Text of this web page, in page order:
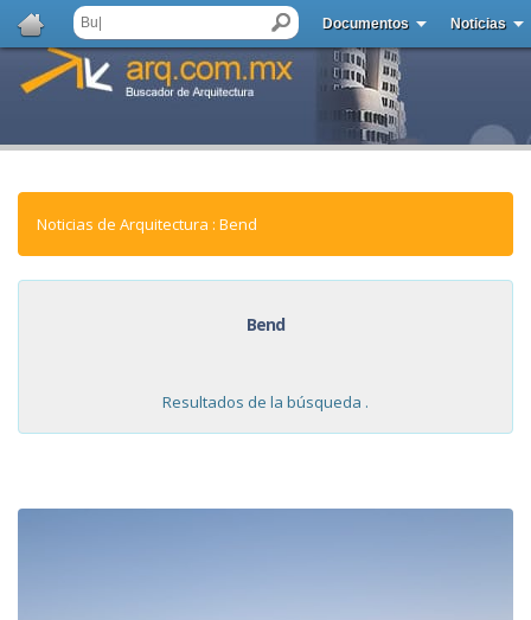
Documentos Noticias
Noticias de Arquitectura : Bend
Bend
Resultados de la búsqueda .